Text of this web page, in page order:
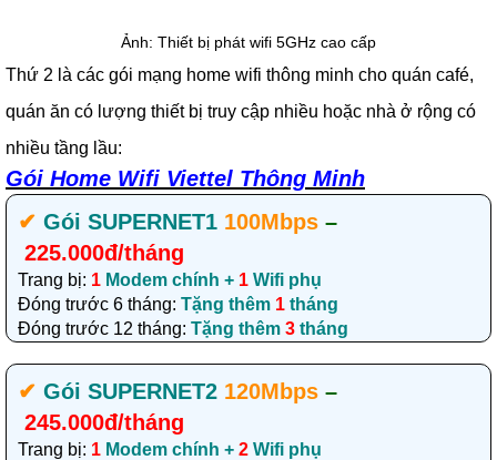
Ảnh: Thiết bị phát wifi 5GHz cao cấp
Thứ 2 là các gói mạng home wifi thông minh cho quán café,
quán ăn có lượng thiết bị truy cập nhiều hoặc nhà ở rộng có
nhiều tầng lầu:
Gói Home Wifi Viettel Thông Minh
✔‎ Gói SUPERNET1 100Mbps –
225.000đ/tháng
Trang bị: 1 Modem chính + 1 Wifi phụ
Đóng trước 6 tháng: Tặng thêm 1 tháng
Đóng trước 12 tháng: Tặng thêm 3 tháng
✔‎ Gói SUPERNET2 120Mbps –
245.000đ/tháng
Trang bị: 1 Modem chính + 2 Wifi phụ